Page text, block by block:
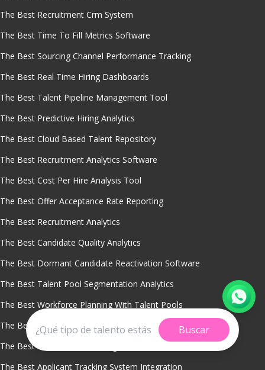
Buscar
The Best Recruitment Crm System
The Best Time To Fill Metrics Software
The Best Sourcing Channel Performance Tracking
The Best Real Time Hiring Dashboards
The Best Talent Pipeline Management Tool
The Best Predictive Hiring Analytics
The Best Cloud Based Talent Repository
The Best Recruitment Analytics Software
The Best Cost Per Hire Analysis Tool
The Best Offer Acceptance Rate Reporting
The Best Recruitment Analytics
The Best Candidate Quality Analytics
The Best Dormant Candidate Reactivation Software
The Best Talent Pool Segmentation Analytics
The Best Workforce Planning With Talent Pools
The Best Candidate Engagement Tools
The Best Talent Pool Sourcing
The Best Applicant Tracking System Integration